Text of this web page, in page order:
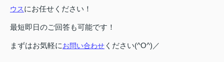
ウスにお任せください！
最短即日のご回答も可能です！
まずはお気軽にお問い合わせ ください(^O^)／